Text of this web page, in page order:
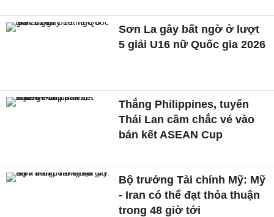
Sơn La gây bất ngờ ở lượt
5 giải U16 nữ Quốc gia 2026
Thắng Philippines, tuyển
Thái Lan cầm chắc vé vào
bán kết ASEAN Cup
Bộ trưởng Tài chính Mỹ: Mỹ
- Iran có thể đạt thỏa thuận
trong 48 giờ tới